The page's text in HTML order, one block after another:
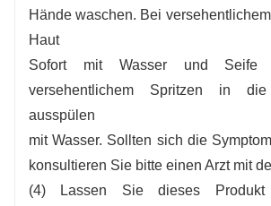
Hände waschen. Bei
Haut
Sofort mit Wasser und Seife
versehentlichem Spritzen in
ausspülen
mit Wasser. Sollten sich die
konsultieren Sie bitte einen Arzt mit
(4) Lassen Sie dieses